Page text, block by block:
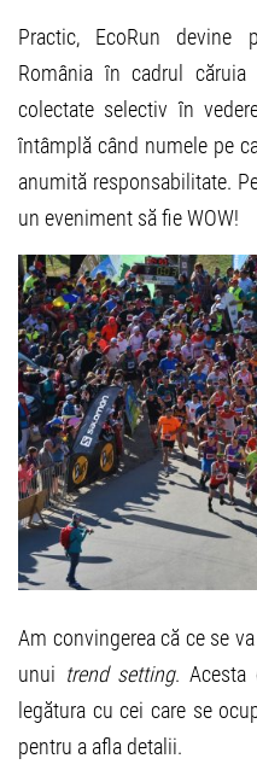
Practic, EcoRun devine
România în cadrul
colectate selectiv în
întâmplă când numele pe
anumită responsabilitate.
un eveniment să fie WOW!
Am convingerea că ce se
unui trend setting. Acesta
legătura cu cei care se
pentru a afla detalii.